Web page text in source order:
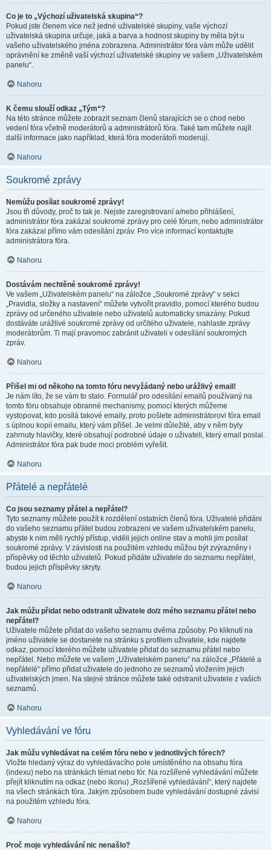
Co je to „Výchozí uživatelská skupina“?
Pokud jste členem více než jedné uživatelské skupiny, vaše výchozí
uživatelská skupina určuje, jaká a barva a hodnost skupiny by měla být u
vašeho uživatelského jména zobrazena. Administrátor fóra vám může udělit
oprávnění ke změně vaší výchozí uživatelské skupiny ve vašem „Uživatelském
panelu“.
Nahoru
K čemu slouží odkaz „Tým“?
Na této stránce můžete zobrazit seznam členů starajících se o chod nebo
vedení fóra včetně moderátorů a administrátorů fóra. Také tam můžete najít
další informace jako například, která fóra moderátoři moderují.
Nahoru
Soukromé zprávy
Nemůžu posílat soukromé zprávy!
Jsou tři důvody, proč to tak je. Nejste zaregistrovaní a/nebo přihlášení,
administrátor fóra zakázal soukromé zprávy pro celé fórum, nebo administrátor
fóra zakázal přímo vám odesílání zpráv. Pro více informací kontaktujte
administrátora fóra.
Nahoru
Dostávám nechtěné soukromé zprávy!
Ve vašem „Uživatelském panelu“ na záložce „Soukromé zprávy“ v sekci
„Pravidla, složky a nastavení“ můžete vytvořit pravidlo, pomocí kterého budou
zprávy od určeného uživatele nebo uživatelů automaticky smazány. Pokud
dostáváte urážlivé soukromé zprávy od určitého uživatele, nahlaste zprávy
moderátorům. Ti mají pravomoc zabránit uživateli v odesílání soukromých
zpráv.
Nahoru
Přišel mi od někoho na tomto fóru nevyžádaný nebo urážlivý email!
Je nám líto, že se vám to stalo. Formulář pro odesílání emailů používaný na
tomto fóru obsahuje obranné mechanismy, pomocí kterých můžeme
vystopovat, kdo posílá takové emaily, proto pošlete administrátorovi fóra email
s úplnou kopií emailu, který vám přišel. Je velmi důležité, aby v něm byly
zahrnuty hlavičky, které obsahují podrobné údaje o uživateli, který email poslal.
Administrátor fóra pak bude moci problém vyřešit.
Nahoru
Přátelé a nepřátelé
Co jsou seznamy přátel a nepřátel?
Tyto seznamy můžete použít k rozdělení ostatních členů fóra. Uživatelé přidáni
do vašeho seznamu přátel budou zobrazeni ve vašem uživatelském panelu,
abyste k nim měli rychlý přístup, viděli jejich online stav a mohli jim posílat
soukromé zprávy. V závislosti na použitém vzhledu můžou být zvýrazněny i
příspěvky od těchto uživatelů. Pokud přidáte uživatele do seznamu nepřátel,
budou jejich příspěvky skryty.
Nahoru
Jak můžu přidat nebo odstranit uživatele do/z mého seznamu přátel nebo
nepřátel?
Uživatele můžete přidat do vašeho seznamu dvěma způsoby. Po kliknutí na
jméno uživatele se dostanete na stránku s profilem uživatele, kde najdete
odkaz, pomocí kterého můžete uživatele přidat do seznamu přátel nebo
nepřátel. Nebo můžete ve vašem „Uživatelském panelu“ na záložce „Přátelé a
nepřátelé“ přímo přidat uživatele do jednoho ze seznamů vložením jejich
uživatelských jmen. Na stejné stránce můžete také odstranit uživatele z vašich
seznamů.
Nahoru
Vyhledávání ve fóru
Jak můžu vyhledávat na celém fóru nebo v jednotlivých fórech?
Vložte hledaný výraz do vyhledávacího pole umístěného na obsahu fóra
(indexu) nebo na stránkách témat nebo fór. Na rozšířené vyhledávání můžete
přejít kliknutím na odkaz (nebo ikonu) „Rozšířené vyhledávání“, který najdete
na všech stránkách fóra. Jakým způsobem bude vyhledávání dostupné závisí
na použitém vzhledu fóra.
Nahoru
Proč moje vyhledávání nic nenašlo?